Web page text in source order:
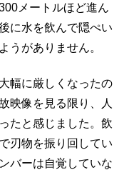
メートルほど進ん
に水を飲んで隠ぺい
うがありません。
幅に厳しくなったの
映像を見る限り、人
たと感じました。飲
刃物を振り回してい
バーは自覚していな